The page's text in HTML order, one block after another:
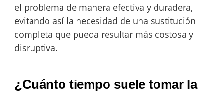
el problema de manera efectiva y duradera,
evitando así la necesidad de una sustitución
completa que pueda resultar más costosa y
disruptiva.
¿Cuánto tiempo suele tomar la